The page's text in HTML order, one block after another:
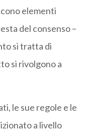
elementi
del consenso –
si tratta di
si rivolgono a
le sue regole e le
a livello